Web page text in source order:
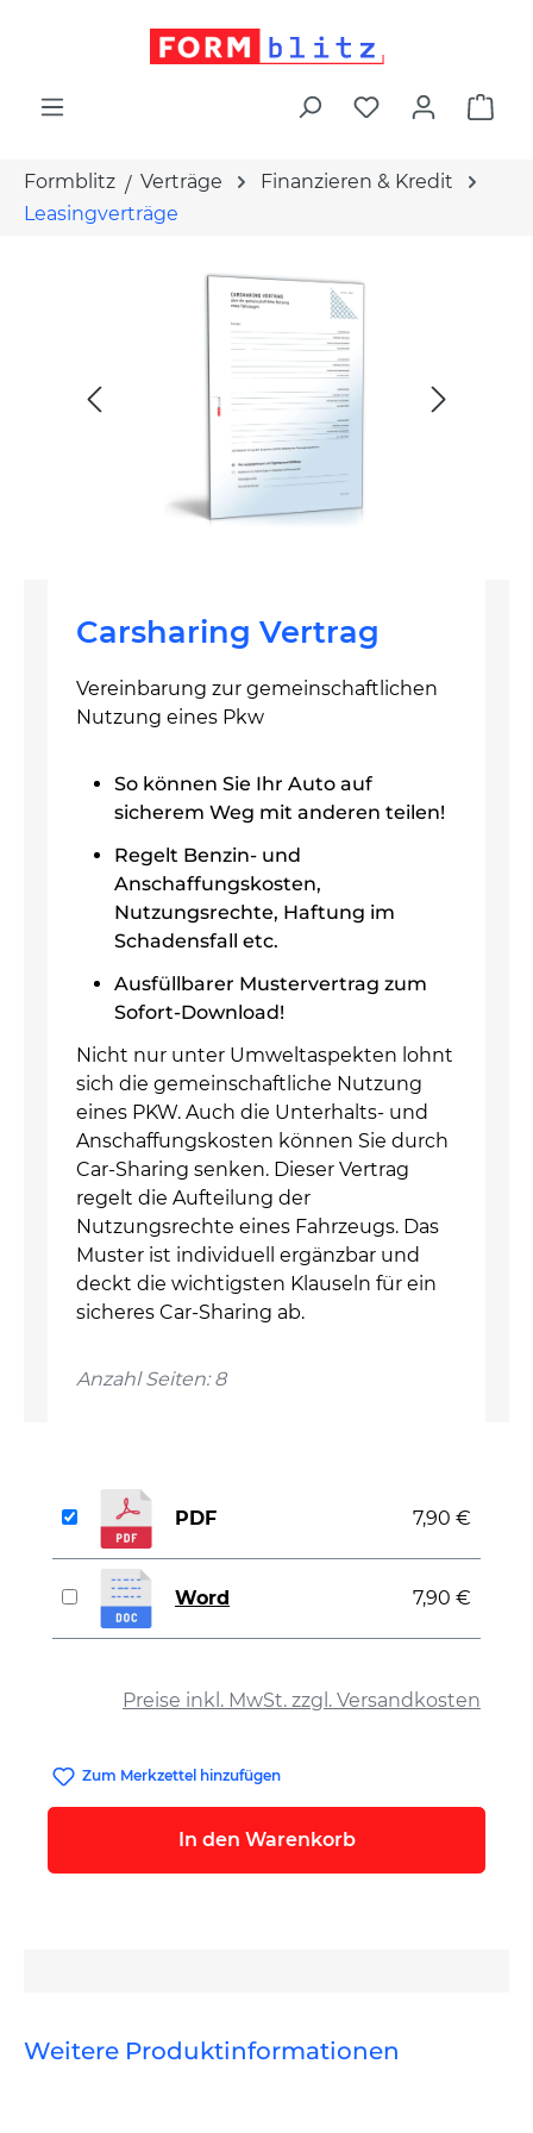
Formblitz Verträge
Finanzieren & Kredit
Leasingverträge
Carsharing Vertrag
Vereinbarung zur gemeinschaftlichen
Nutzung eines Pkw
So können Sie Ihr Auto auf
sicherem Weg mit anderen teilen!
Regelt Benzin- und
Anschaffungskosten,
Nutzungsrechte, Haftung im
Schadensfall etc.
Ausfüllbarer Mustervertrag zum
Sofort-Download!
Nicht nur unter Umweltaspekten lohnt
sich die gemeinschaftliche Nutzung
eines PKW. Auch die Unterhalts- und
Anschaffungskosten können Sie durch
Car-Sharing senken. Dieser Vertrag
regelt die Aufteilung der
Nutzungsrechte eines Fahrzeugs. Das
Muster ist individuell ergänzbar und
deckt die wichtigsten Klauseln für ein
sicheres Car-Sharing ab.
Anzahl Seiten: 8
Preise inkl. MwSt. zzgl. Versandkosten
PDF 7,90 €
Word 7,90 €
Zum Merkzettel hinzufügen
In den Warenkorb
Weitere Produktinformationen